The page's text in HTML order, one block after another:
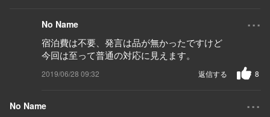
No Name ...
宿泊費は不要、発言は品が無かったですけど
今回は至って普通の対応に見えます。
2019/06/28 09:32 8
返信する
No Name ...